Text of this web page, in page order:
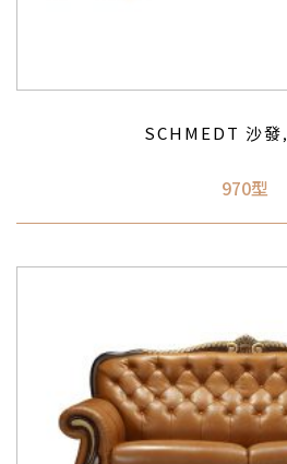
SCHMEDT 沙發,
970型